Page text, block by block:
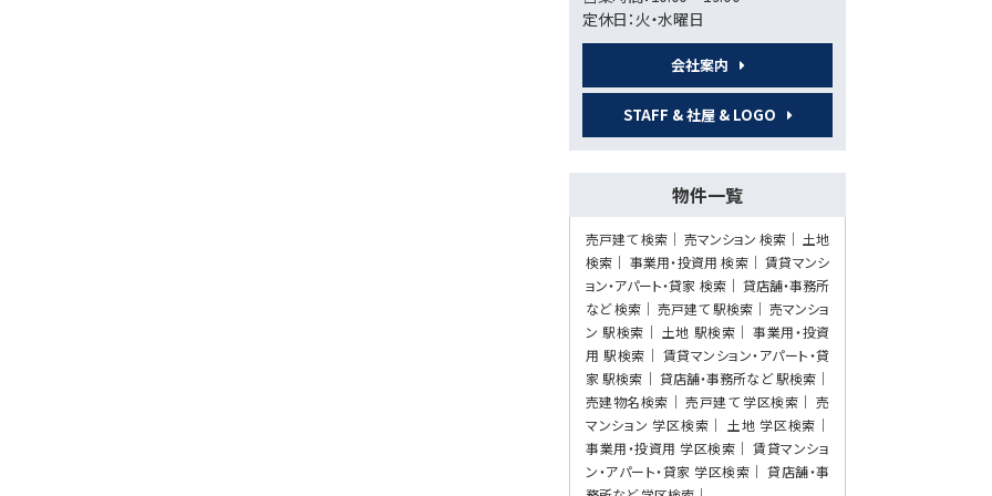
第7位
2,940万円
3,180万円
3ＬＤＫ
庭瀬駅
第9位
990万円
7ＬＤＫ
万富駅
第10位
定休日：火・水曜日
会社案内
STAFF & 社屋 & LOGO
物件一覧
売戸建て 検索 売マンション 検索
土地
検索
事業用・投資用 検索
賃貸マンシ
ョン・アパート・貸家 検索
貸店舗・事務所
など 検索
売戸建て 駅検索
売マンショ
ン 駅検索
土地 駅検索
事業用・投資
用 駅検索
賃貸マンション・アパート・貸
家 駅検索
貸店舗・事務所など 駅検索
売建物名検索
売戸建て 学区検索
売
マンション 学区検索
土地 学区検索
事業用・投資用 学区検索
賃貸マンショ
ン・アパート・貸家 学区検索
貸店舗・事